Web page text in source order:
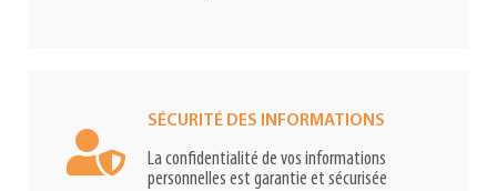
SÉCURITÉ DES INFORMATIONS
La confidentialité de vos informations
personnelles est garantie et sécurisée